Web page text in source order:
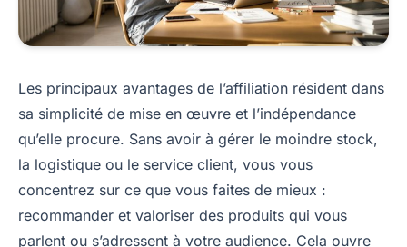
Les principaux avantages de l’affiliation résident dans
sa simplicité de mise en œuvre et l’indépendance
qu’elle procure. Sans avoir à gérer le moindre stock,
la logistique ou le service client, vous vous
concentrez sur ce que vous faites de mieux :
recommander et valoriser des produits qui vous
parlent ou s’adressent à votre audience. Cela ouvre